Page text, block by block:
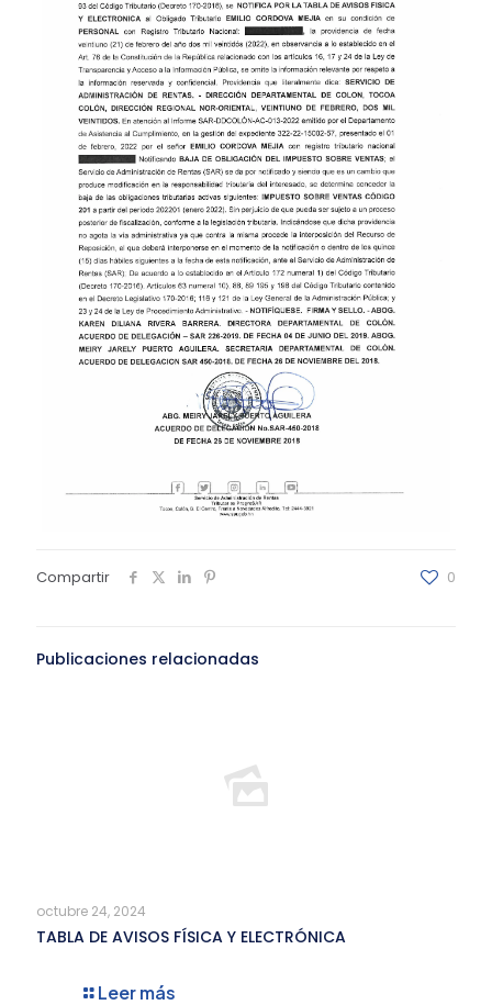
Compartir 0
Publicaciones relacionadas
octubre 24, 2024
TABLA DE AVISOS FÍSICA Y ELECTRÓNICA
Leer más